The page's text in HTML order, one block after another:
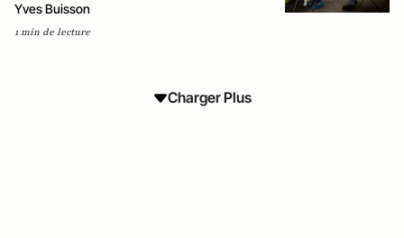
Yves Buisson
1 min de lecture
Charger Plus